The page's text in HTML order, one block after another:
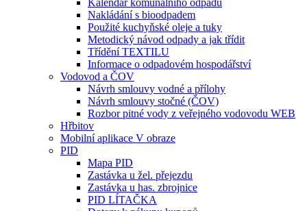
Kalendář komunálního odpadu
Nakládání s bioodpadem
Použité kuchyňské oleje a tuky
Metodický návod odpady a jak třídit
Třídění TEXTILU
Informace o odpadovém hospodářství
Vodovod a ČOV
Návrh smlouvy vodné a přílohy
Návrh smlouvy stočné (ČOV)
Rozbor pitné vody z veřejného vodovodu WEB
Hřbitov
Mobilní aplikace V obraze
PID
Mapa PID
Zastávka u žel. přejezdu
Zastávka u has. zbrojnice
PID LÍTAČKA